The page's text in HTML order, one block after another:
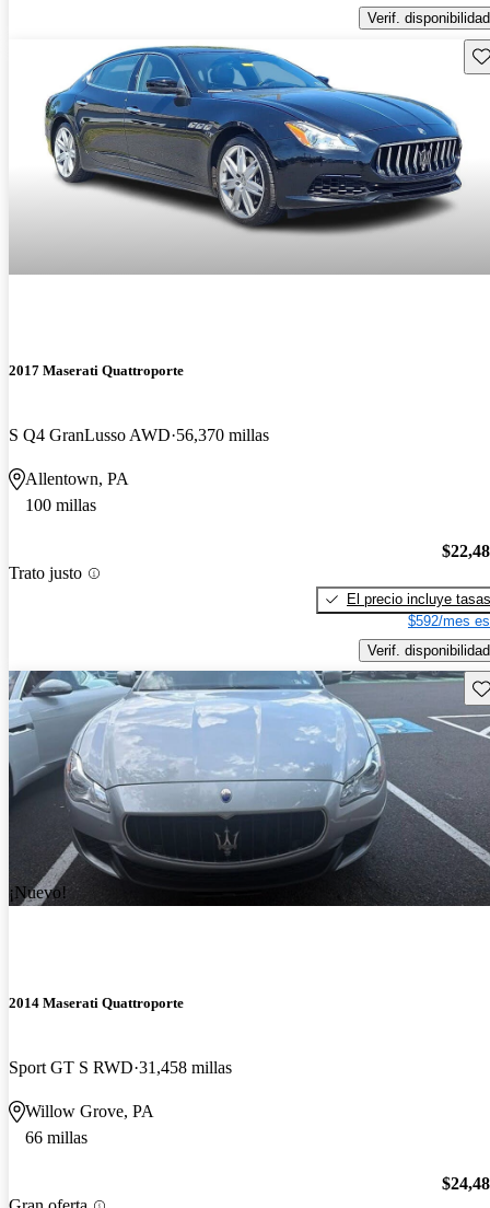
Verif. disponibilidad
2017 Maserati Quattroporte
S Q4 GranLusso AWD 56,370 millas
Allentown, PA
100 millas
Trato justo
El precio incluye tasas
$592/mes
Verif. disponibilidad
¡Nuevo!
2014 Maserati Quattroporte
Sport GT S RWD 31,458 millas
Willow Grove, PA
66 millas